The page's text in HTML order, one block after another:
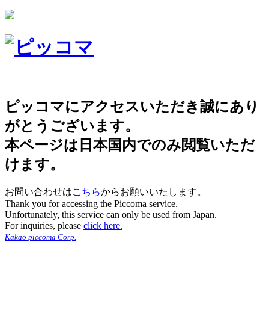
ピッコマにアクセスいただき誠にあり
がとうございます。
本ページは日本国内でのみ閲覧いただ
けます。
お問い合わせはこちらからお願いいたします。
Thank you for accessing the Piccoma service.
Unfortunately, this service can only be used from Japan.
For inquiries, please click here.
Kakao piccoma Corp.